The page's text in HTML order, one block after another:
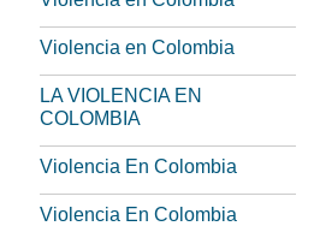
Violencia en Colombia
LA VIOLENCIA EN
COLOMBIA
Violencia En Colombia
Violencia En Colombia